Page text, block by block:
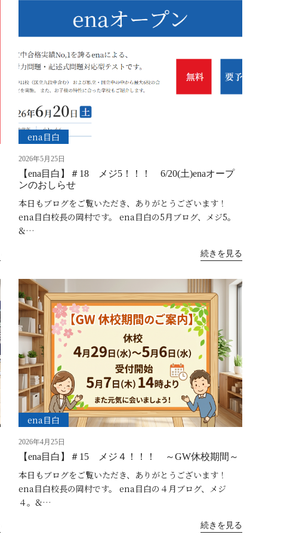
ena目白
2026年5月25日
【ena目白】＃18 メジ5！！！ 6/20(土)enaオープ
ンのおしらせ
本日もブログをご覧いただき、ありがとうございます！
ena目白校長の岡村です。 ena目白の5月ブログ、メジ5。
&…
続きを見る
ena目白
2026年4月25日
【ena目白】＃15 メジ４！！！ ～GW休校期間～
本日もブログをご覧いただき、ありがとうございます！
ena目白校長の岡村です。 ena目白の４月ブログ、メジ
４。&…
続きを見る